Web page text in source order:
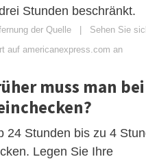
Stunden beschränkt.
der Quelle | Sehen Sie
auf americanexpress.com an
muss man bei
24 Stunden bis zu 4
Legen Sie Ihre